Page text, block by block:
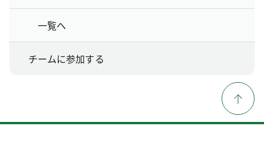
一覧へ
チームに参加する